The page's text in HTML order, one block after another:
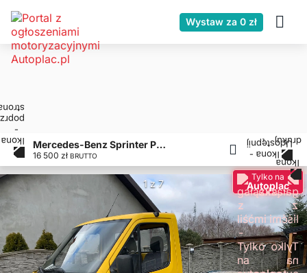
Wystaw za 0 zł
Mercedes-Benz Sprinter Pomoc drogowa
16 500 zł BRUTTO
1 z 7
Tylko na
Autoplac